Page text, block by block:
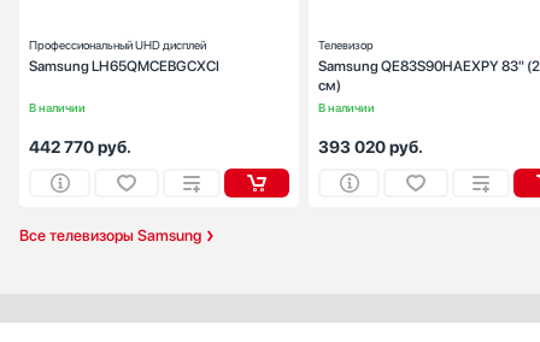
Zigmund Shtain
Все телевизоры Samsung
В наличии
Профессиональный UHD дисплей
Samsung LH65QMCEBGCXCI
442 770руб.
В наличии
Телевизор
Samsung QE83S90HAEXPY 83"
см)
393 020руб.